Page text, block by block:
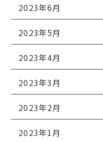
2023年6月
2023年5月
2023年4月
2023年3月
2023年2月
2023年1月